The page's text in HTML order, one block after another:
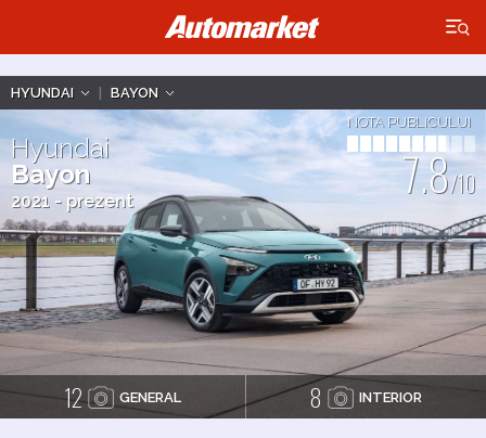
×
HYUNDAI | BAYON
Hyundai
Bayon
2021 - prezent
NOTA PUBLICULUI
7.8/10
12 GENERAL 8 INTERIOR